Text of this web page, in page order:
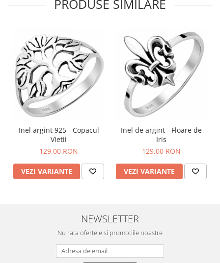
PRODUSE SIMILARE
Inel argint 925 - Copacul
Vietii
129,00 RON
VEZI VARIANTE
Inel de argint - Floare de
Iris
129,00 RON
VEZI VARIANTE
NEWSLETTER
Nu rata ofertele si promotiile noastre